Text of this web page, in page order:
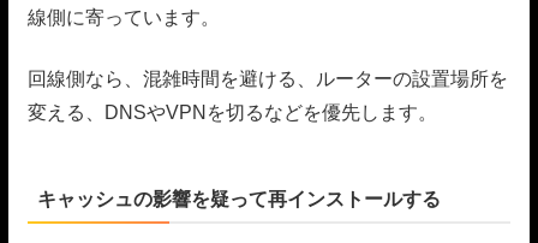
線側に寄っています。
回線側なら、混雑時間を避ける、ルーターの設置場所を
変える、DNSやVPNを切るなどを優先します。
キャッシュの影響を疑って再インストールする